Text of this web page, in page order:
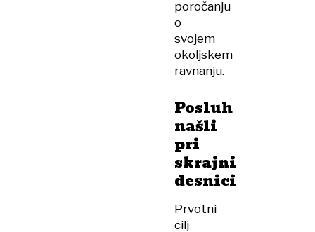
poročanju
o
svojem
okoljskem
ravnanju.
Posluh
našli
pri
skrajni
desnici
Prvotni
cilj